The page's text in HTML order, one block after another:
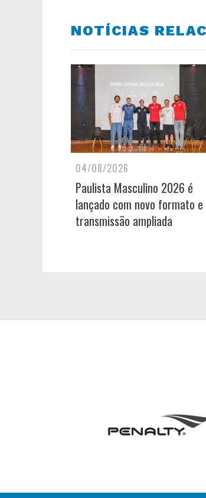
NOTÍCIAS
04/08/2026
Paulista Masculino 2026 é
lançado com novo formato e
transmissão ampliada